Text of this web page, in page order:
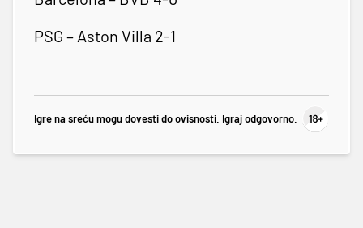
PSG – Aston Villa 2-1
Igre na sreću mogu dovesti do ovisnosti. Igraj odgovorno.